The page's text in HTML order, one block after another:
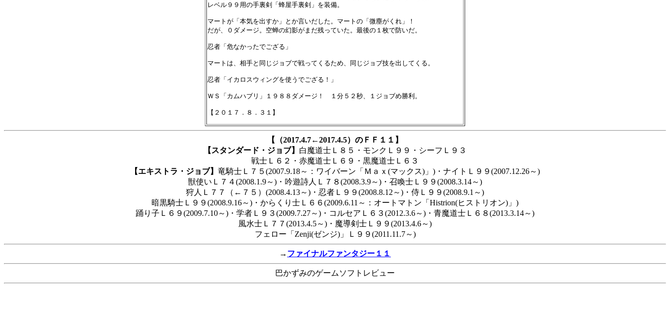
レベル９９用の手裏剣「蜂屋手裏剣」を装備。
マートが「本気を出すか」とか言いだした。マートの「微塵がくれ」！
だが、０ダメージ。空蝉の幻影がまだ残っていた。最後の１枚で防いだ。
忍者「危なかったでござる」
マートは、相手と同じジョブで戦ってくるため、同じジョブ技を出してくる。
忍者「イカロスウィングを使うでござる！」
ＷＳ「カムハブリ」１９８８ダメージ！　１分５２秒、１ジョブめ勝利。
【（2017.4.7←2017.4.5）のＦＦ１１】
【スタンダード・ジョブ】 白魔道士Ｌ８５・モンクＬ９９・シーフＬ９３
戦士Ｌ６２・赤魔道士Ｌ６９・黒魔道士Ｌ６３
【エキストラ・ジョブ】 竜騎士Ｌ７５(2007.9.18～：ワイバーン「Ｍａｘ(マックス)」)・ナイトＬ９９(2007.12.26～)
獣使いＬ７４(2008.1.9～)・吟遊詩人Ｌ７８(2008.3.9～)・召喚士Ｌ９９(2008.3.14～)
狩人Ｌ７７（←７５）(2008.4.13～)・忍者Ｌ９９(2008.8.12～)・侍Ｌ９９(2008.9.1～)
暗黒騎士Ｌ９９(2008.9.16～)・からくり士Ｌ６６(2009.6.11～：オートマトン「Histrion(ヒストリオン)」)
踊り子Ｌ６９(2009.7.10～)・学者Ｌ９３(2009.7.27～)・コルセアＬ６３(2012.3.6～)・青魔道士Ｌ６８(2013.3.14～)
風水士Ｌ７７(2013.4.5～)・魔導剣士Ｌ９９(2013.4.6～)
フェロー「Zenji(ゼンジ)」Ｌ９９(2011.11.7～)
→ ファイナルファンタジー１１
巴かずみのゲームソフトレビュー